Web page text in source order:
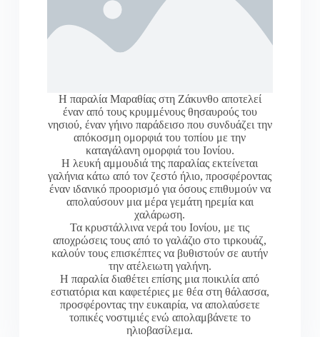
Η παραλία Μαραθίας στη Ζάκυνθο αποτελεί
έναν από τους κρυμμένους θησαυρούς του
νησιού, έναν γήινο παράδεισο που συνδυάζει την
απόκοσμη ομορφιά του τοπίου με την
καταγάλανη ομορφιά του Ιονίου.
Η λευκή αμμουδιά της παραλίας εκτείνεται
γαλήνια κάτω από τον ζεστό ήλιο, προσφέροντας
έναν ιδανικό προορισμό για όσους επιθυμούν να
απολαύσουν μια μέρα γεμάτη ηρεμία και
χαλάρωση.
Τα κρυστάλλινα νερά του Ιονίου, με τις
αποχρώσεις τους από το γαλάζιο στο τιρκουάζ,
καλούν τους επισκέπτες να βυθιστούν σε αυτήν
την ατέλειωτη γαλήνη.
Η παραλία διαθέτει επίσης μια ποικιλία από
εστιατόρια και καφετέριες με θέα στη θάλασσα,
προσφέροντας την ευκαιρία, να απολαύσετε
τοπικές νοστιμιές ενώ απολαμβάνετε το
ηλιοβασίλεμα.